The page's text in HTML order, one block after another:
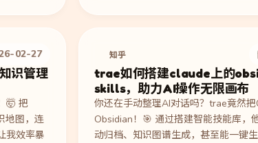
02-27
识管理
🤯 把
地图，连
我效率暴
知乎
trae如何搭建claude上的
skills，助力AI操作无限画布
你还在手动整理AI对话吗？trae竟然
Obsidian！🎯 通过搭建智能技能库，
动归档、知识图谱生成，甚至能一键